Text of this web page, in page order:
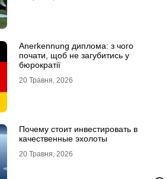
Anerkennung диплома: з чого
почати, щоб не загубитись у
бюрократії
20 Травня, 2026
Почему стоит инвестировать в
качественные эхолоты
20 Травня, 2026